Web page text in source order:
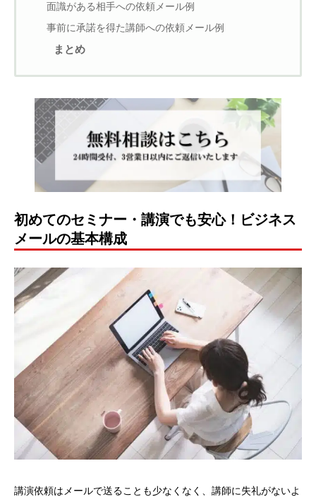
面識がある相手への依頼メール例
事前に承諾を得た講師への依頼メール例
まとめ
初めてのセミナー・講演でも安心！ビジネス
メールの基本構成
講演依頼はメールで送ることも少なくなく、講師に失礼がないよ